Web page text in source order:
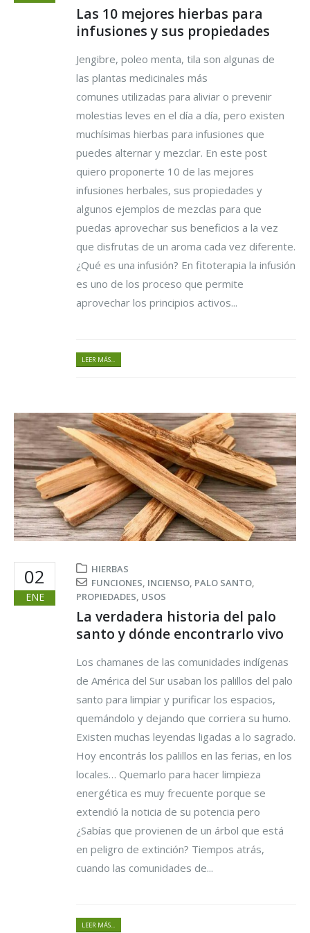
Las 10 mejores hierbas para
infusiones y sus propiedades
Jengibre, poleo menta, tila son algunas de
las plantas medicinales más
comunes utilizadas para aliviar o prevenir
molestias leves en el día a día, pero existen
muchísimas hierbas para infusiones que
puedes alternar y mezclar. En este post
quiero proponerte 10 de las mejores
infusiones herbales, sus propiedades y
algunos ejemplos de mezclas para que
puedas aprovechar sus beneficios a la vez
que disfrutas de un aroma cada vez diferente.
¿Qué es una infusión? En fitoterapia la infusión
es uno de los proceso que permite
aprovechar los principios activos...
LEER MÁS...
02
ENE
HIERBAS
FUNCIONES, INCIENSO, PALO SANTO,
PROPIEDADES, USOS
La verdadera historia del palo
santo y dónde encontrarlo vivo
Los chamanes de las comunidades indígenas
de América del Sur usaban los palillos del palo
santo para limpiar y purificar los espacios,
quemándolo y dejando que corriera su humo.
Existen muchas leyendas ligadas a lo sagrado.
Hoy encontrás los palillos en las ferias, en los
locales… Quemarlo para hacer limpieza
energética es muy frecuente porque se
extendió la noticia de su potencia pero
¿Sabías que provienen de un árbol que está
en peligro de extinción? Tiempos atrás,
cuando las comunidades de...
LEER MÁS...